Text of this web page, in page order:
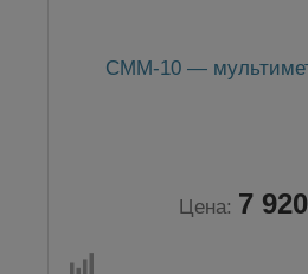
CMM-10 —
Цена: 7 920